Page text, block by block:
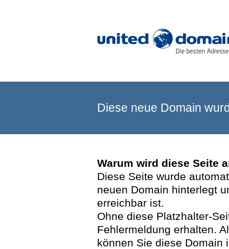
Diese neue Domain
Warum wird diese Seite
Diese Seite wurde
neuen Domain hinterlegt
erreichbar ist.
Ohne diese Platzhalter-
Fehlermeldung erhalten.
können Sie diese Domain